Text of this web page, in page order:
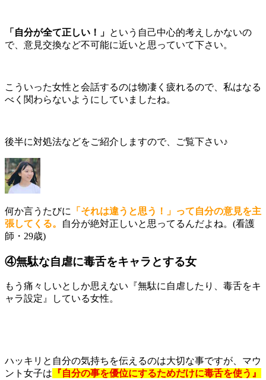
「自分が全て正しい！」 という自己中心的考えしかないの
で、意見交換など不可能に近いと思っていて下さい。
こういった女性と会話するのは物凄く疲れるので、私はなる
べく関わらないようにしていましたね。
後半に対処法などをご紹介しますので、ご覧下さい♪
何か言うたびに
「それは違うと思う！」って自分の意見を主
張してくる。
自分が絶対正しいと思ってるんだよね。(看護
師・29歳)
④無駄な自虐に毒舌をキャラとする女
もう痛々しいとしか思えない『無駄に自虐したり、毒舌をキ
ャラ設定』している女性。
ハッキリと自分の気持ちを伝えるのは大切な事ですが、マウ
ント女子は 『自分の事を優位にするためだけに毒舌を使う』